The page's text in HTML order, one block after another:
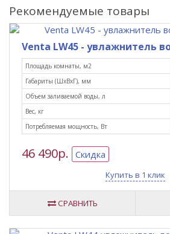
Рекомендуемые товары
Venta LW45 - увлажнитель
Площадь комнаты, м2
Габариты (ШxВxГ), мм
Объем заливаемой воды, л
Вес, кг
Потребляемая мощность, Вт
46 490р. Скидка
Купить в 1 клик
СРАВНИТЬ